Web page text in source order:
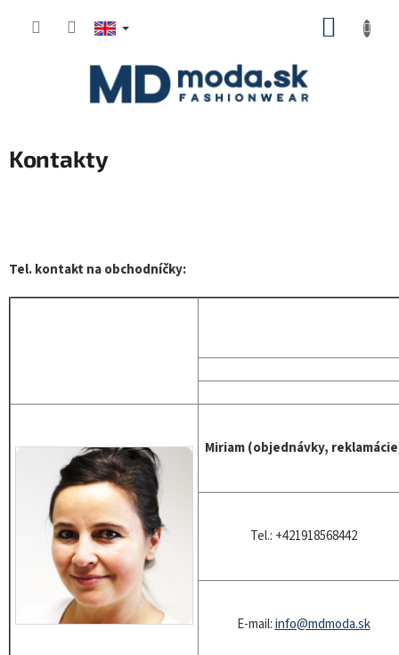
Kontakty
Tel. kontakt na obchodníčky:
Miriam (objednávky,
Tel.: +421918568442
E-mail:info@mdmoda.sk